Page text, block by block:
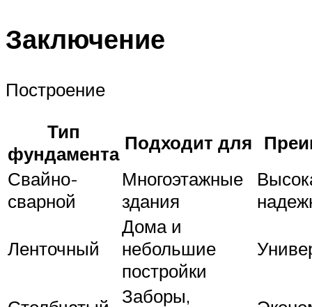
Заключение
Построение
Тип
фундамента Подходит для
Свайно-
сварной
Многоэтажные
здания
Ленточный
Дома и
небольшие
постройки
Заборы,